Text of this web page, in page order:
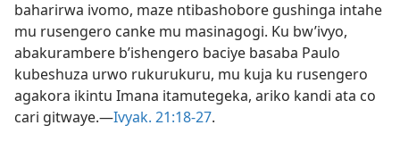
baharirwa ivomo, maze ntibashobore gushinga intahe
mu rusengero canke mu masinagogi. Ku bw’ivyo,
abakurambere b’ishengero baciye basaba Paulo
kubeshuza urwo rukurukuru, mu kuja ku rusengero
agakora ikintu Imana itamutegeka, ariko kandi ata co
cari gitwaye.​—Ivyak. 21:18-27.